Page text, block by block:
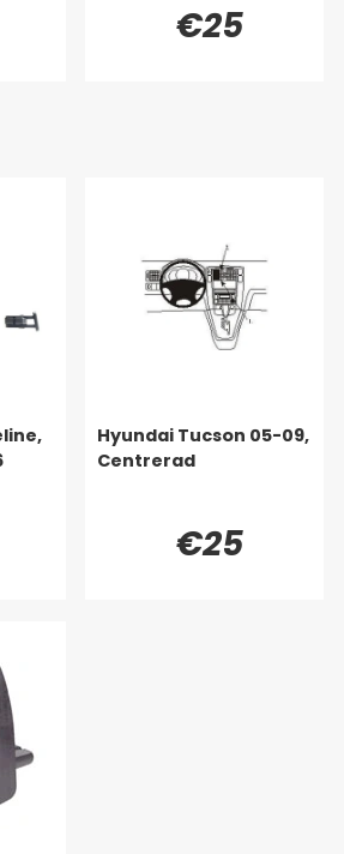
€25
Hyundai Tucson 05-09,
Centrerad
€25